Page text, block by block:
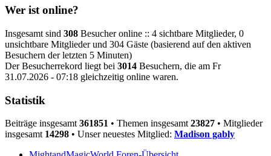
Wer ist online?
Insgesamt sind 308 Besucher online :: 4 sichtbare Mitglieder, 0
unsichtbare Mitglieder und 304 Gäste (basierend auf den aktiven
Besuchern der letzten 5 Minuten)
Der Besucherrekord liegt bei 3014 Besuchern, die am Fr
31.07.2026 - 07:18 gleichzeitig online waren.
Statistik
Beiträge insgesamt 361851 • Themen insgesamt 23827 • Mitglieder
insgesamt 14298 • Unser neuestes Mitglied: Madison gably